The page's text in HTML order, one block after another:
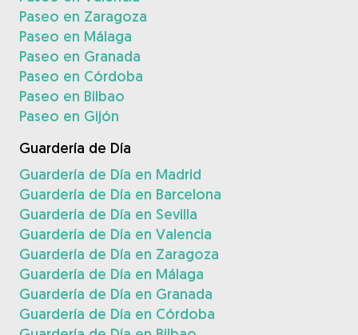
Paseo en Zaragoza
Paseo en Málaga
Paseo en Granada
Paseo en Córdoba
Paseo en Bilbao
Paseo en Gijón
Guardería de Día
Guardería de Día en Madrid
Guardería de Día en Barcelona
Guardería de Día en Sevilla
Guardería de Día en Valencia
Guardería de Día en Zaragoza
Guardería de Día en Málaga
Guardería de Día en Granada
Guardería de Día en Córdoba